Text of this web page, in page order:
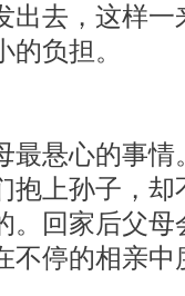
出去，这样
负担。
悬心的事情
抱上孙子，
。回家后父
不停的相亲